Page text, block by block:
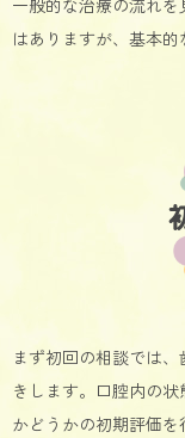
一般的な治療の流れ
はありますが、基本的
まず初回の相談では
きします。口腔内の
かどうかの初期評価を